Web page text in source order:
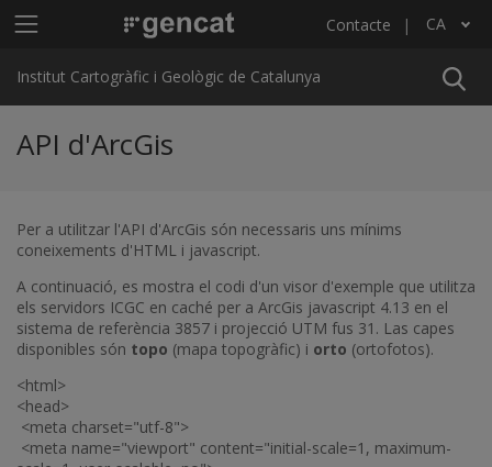
Menú principal ICGC Contacte CA
Llista les accions addicionals
Institut Cartogràfic i Geològic de Catalunya
API d'ArcGis
Per a utilitzar l'API d'ArcGis són necessaris uns mínims
coneixements d'HTML i javascript.
A continuació, es mostra el codi d'un visor d'exemple que utilitza
els servidors ICGC en caché per a ArcGis javascript 4.13 en el
sistema de referència 3857 i projecció UTM fus 31. Las capes
disponibles són topo (mapa topogràfic) i orto (ortofotos).
<html>
<head>
<meta charset="utf-8">
<meta name="viewport" content="initial-scale=1, maximum-